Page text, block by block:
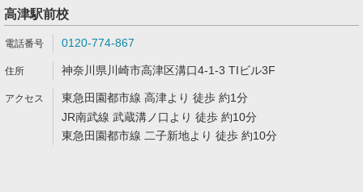
高津駅前校
0120-774-867
神奈川県川崎市高津区溝口4-1-3 TIビル3F
東急田園都市線 高津より 徒歩 約1分
JR南武線 武蔵溝ノ口より 徒歩 約10分
東急田園都市線 二子新地より 徒歩 約10分